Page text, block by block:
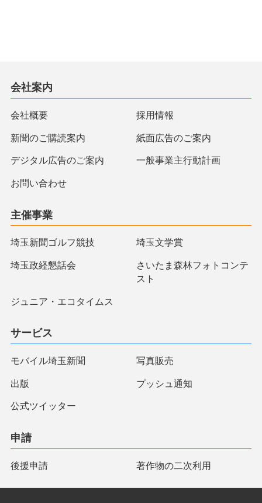
会社案内
会社概要 採用情報
新聞のご購読案内 紙面広告のご案内
デジタル広告のご案内 一般事業主行動計画
お問い合わせ
主催事業
埼玉新聞ゴルフ競技 埼玉文学賞
埼玉政経懇話会
さいたま森林フォトコンテ
スト
ジュニア・エコタイムス
サービス
モバイル埼玉新聞 写真販売
出版 プッシュ通知
公式ツイッター
申請
後援申請 著作物の二次利用